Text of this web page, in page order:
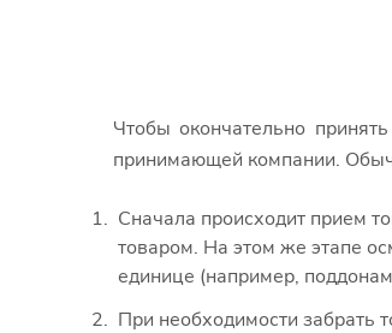
Чтобы окончательно
принимающей компании.
Сначала происходит прием
товаром. На этом же этапе
единице (например,
При необходимости забрать